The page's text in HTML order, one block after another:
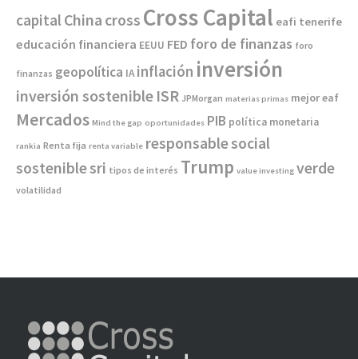
capitalChina cross Cross Capital eafi tenerife
educación financiera EEUU FED foro de finanzas foro
finanzas geopolítica IA inflación inversión
inversión sostenible ISR JPMorgan materias primas mejor eaf
Mercados Mind the gap oportunidades PIB política monetaria
rankia Renta fija renta variable responsablesocial
sosteniblesri tipos de interés Trump value investing verde
volatilidad